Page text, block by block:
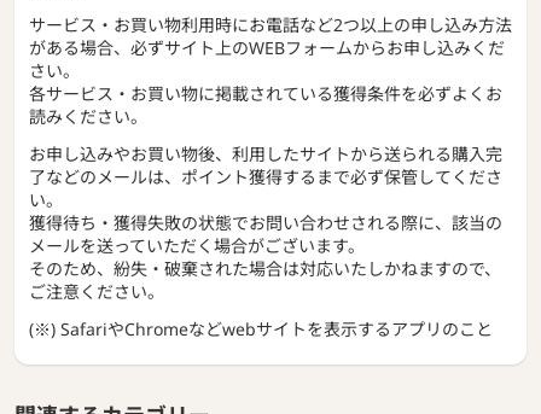
サービス・お買い物利用時にお電話など2つ以上の申し込み方法
がある場合、必ずサイト上のWEBフォームからお申し込みくだ
さい。
各サービス・お買い物に掲載されている獲得条件を必ずよくお
読みください。
お申し込みやお買い物後、利用したサイトから送られる購入完
了などのメールは、ポイント獲得するまで必ず保管してくださ
い。
獲得待ち・獲得失敗の状態でお問い合わせされる際に、該当の
メールを送っていただく場合がございます。
そのため、紛失・破棄された場合は対応いたしかねますので、
ご注意ください。
(※) SafariやChromeなどwebサイトを表示するアプリのこと